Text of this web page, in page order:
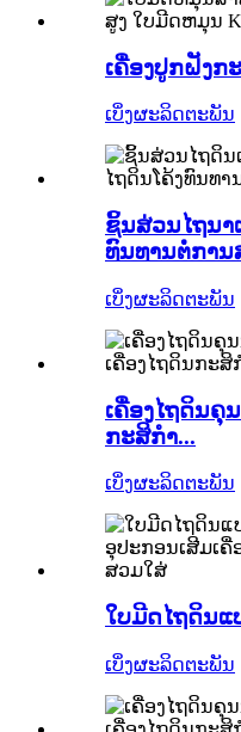
ເຄື່ອງປູກຝັງກ
ເບິ່ງຜະລິດຕະພັນ
ຊິ້ນສ່ວນໄຖນ
ທົນທານຕໍ່ການ
ເບິ່ງຜະລິດຕະພັນ
ເຄື່ອງໄຖດິນຄຸ
ກະສິກຳ...
ເບິ່ງຜະລິດຕະພັນ
ໃບມີດໄຖດິນແ
ເບິ່ງຜະລິດຕະພັນ